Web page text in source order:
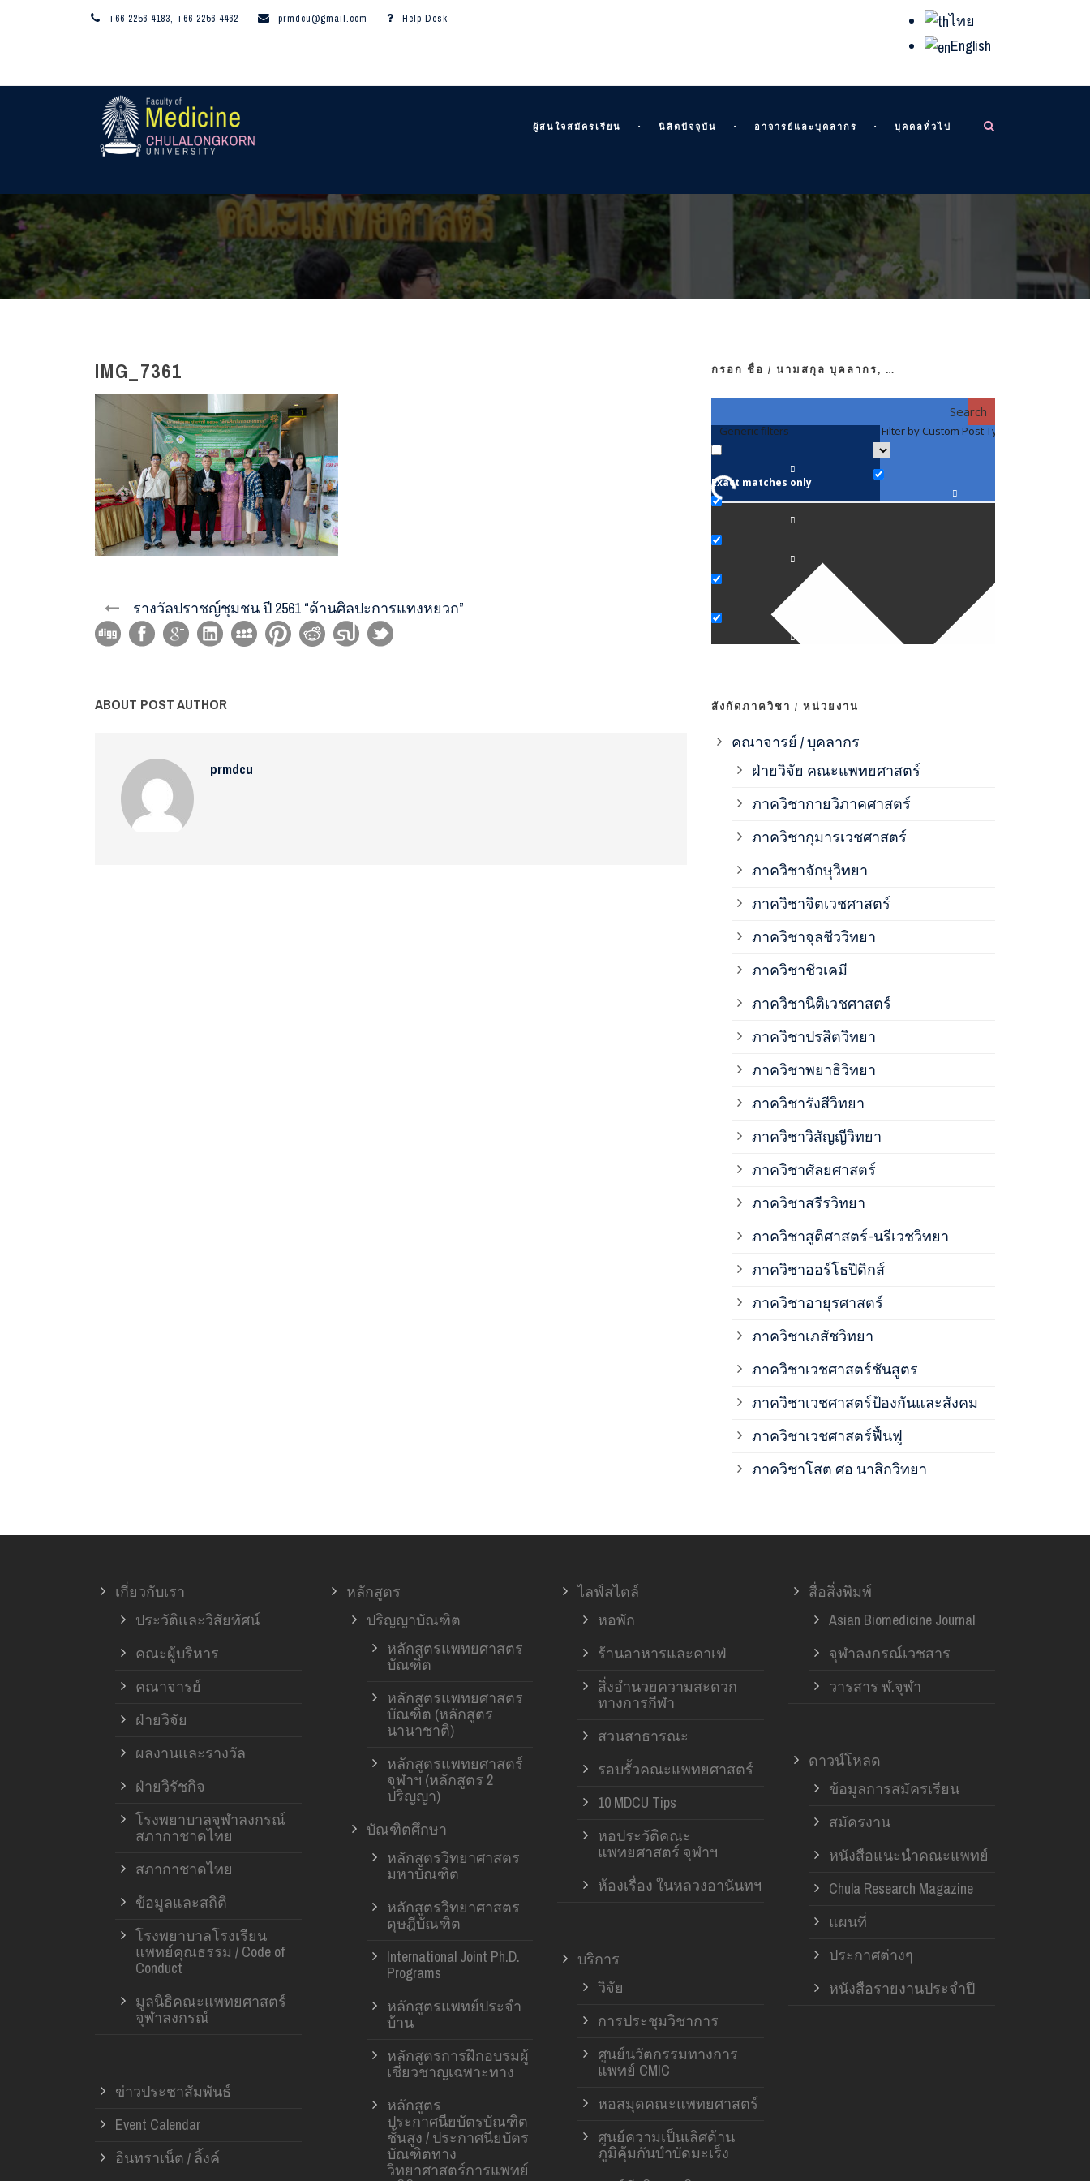
+66 2256 4183, +66 2256 4462 prmdcu@gmail.com Help Desk
ไทย
English
ผู้สนใจสมัครเรียน นิสิตปัจจุบัน อาจารย์และบุคลากร บุคคลทั่วไป
IMG_7361
รางวัลปราชญ์ชุมชน ปี 2561 “ด้านศิลปะการแทงหยวก”
ABOUT POST AUTHOR
prmdcu
กรอก ชื่อ / นามสกุล บุคลากร, …
Search
Generic filters
Exact matches only
Filter by Custom Post Type
สังกัดภาควิชา / หน่วยงาน
คณาจารย์ / บุคลากร
ฝ่ายวิจัย คณะแพทยศาสตร์
ภาควิชากายวิภาคศาสตร์
ภาควิชากุมารเวชศาสตร์
ภาควิชาจักษุวิทยา
ภาควิชาจิตเวชศาสตร์
ภาควิชาจุลชีววิทยา
ภาควิชาชีวเคมี
ภาควิชานิติเวชศาสตร์
ภาควิชาปรสิตวิทยา
ภาควิชาพยาธิวิทยา
ภาควิชารังสีวิทยา
ภาควิชาวิสัญญีวิทยา
ภาควิชาศัลยศาสตร์
ภาควิชาสรีรวิทยา
ภาควิชาสูติศาสตร์-นรีเวชวิทยา
ภาควิชาออร์โธปิดิกส์
ภาควิชาอายุรศาสตร์
ภาควิชาเภสัชวิทยา
ภาควิชาเวชศาสตร์ชันสูตร
ภาควิชาเวชศาสตร์ป้องกันและสังคม
ภาควิชาเวชศาสตร์ฟื้นฟู
ภาควิชาโสต ศอ นาสิกวิทยา
เกี่ยวกับเรา
ประวัติและวิสัยทัศน์
คณะผู้บริหาร
คณาจารย์
ฝ่ายวิจัย
ผลงานและรางวัล
ฝ่ายวิรัชกิจ
โรงพยาบาลจุฬาลงกรณ์
สภากาชาดไทย
สภากาชาดไทย
ข้อมูลและสถิติ
โรงพยาบาลโรงเรียน
แพทย์คุณธรรม / Code of
Conduct
มูลนิธิคณะแพทยศาสตร์
จุฬาลงกรณ์
ข่าวประชาสัมพันธ์
Event Calendar
อินทราเน็ต / ลิ้งค์
หลักสูตร
ปริญญาบัณฑิต
หลักสูตรแพทยศาสตร
บัณฑิต
หลักสูตรแพทยศาสตร
บัณฑิต (หลักสูตร
นานาชาติ)
หลักสูตรแพทยศาสตร์
จุฬาฯ (หลักสูตร 2
ปริญญา)
บัณฑิตศึกษา
หลักสูตรวิทยาศาสตร
มหาบัณฑิต
หลักสูตรวิทยาศาสตร
ดุษฎีบัณฑิต
International Joint Ph.D.
Programs
หลักสูตรแพทย์ประจำ
บ้าน
หลักสูตรการฝึกอบรมผู้
เชี่ยวชาญเฉพาะทาง
หลักสูตร
ประกาศนียบัตรบัณฑิต
ชั้นสูง / ประกาศนียบัตร
บัณฑิตทาง
วิทยาศาสตร์การแพทย์
ไลฟ์สไตล์
หอพัก
ร้านอาหารและคาเฟ่
สิ่งอำนวยความสะดวก
ทางการกีฬา
สวนสาธารณะ
รอบรั้วคณะแพทยศาสตร์
10 MDCU Tips
หอประวัติคณะ
แพทยศาสตร์ จุฬาฯ
ห้องเรื่อง ในหลวงอานันทฯ
บริการ
วิจัย
การประชุมวิชาการ
ศูนย์นวัตกรรมทางการ
แพทย์ CMIC
หอสมุดคณะแพทยศาสตร์
ศูนย์ความเป็นเลิศด้าน
ภูมิคุ้มกันบำบัดมะเร็ง
สื่อสิ่งพิมพ์
Asian Biomedicine Journal
จุฬาลงกรณ์เวชสาร
วารสาร ฬ.จุฬา
ดาวน์โหลด
ข้อมูลการสมัครเรียน
สมัครงาน
หนังสือแนะนำคณะแพทย์
Chula Research Magazine
แผนที่
ประกาศต่างๆ
หนังสือรายงานประจำปี